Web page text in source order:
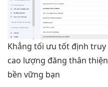
Khẳng tối ưu tốt định truy
cao lượng đăng thân thiện
bền vững bạn